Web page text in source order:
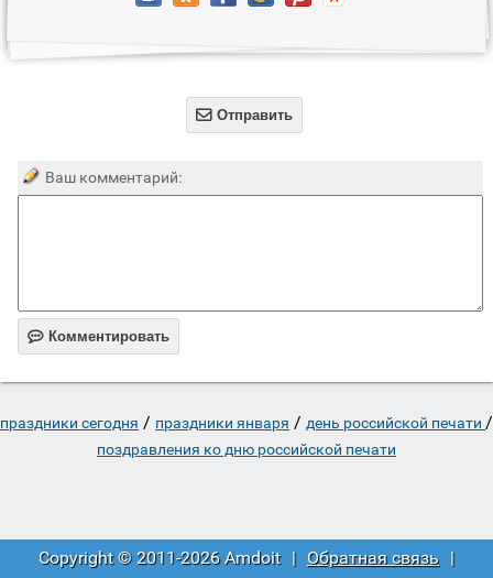
 Отправить
Ваш комментарий:
 Комментировать
праздники сегодня / праздники января / день российской печати /
поздравления ко дню российской печати
Copyright © 2011-2026 Amdoit | Обратная связь |